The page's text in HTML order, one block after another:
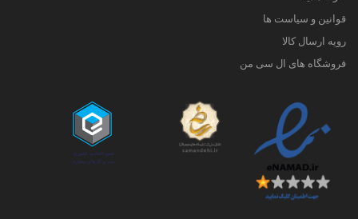
قوانین و سیاست ها
رویه ارسال کالا
فروشگاه های ال سی من